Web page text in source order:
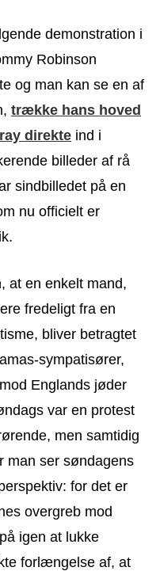
demonstration i
Robinson
og man kan se en af
trække hans hoved
direkte ind i
billeder af rå
sindbilledet på en
nu officielt er
at en enkelt mand,
fredeligt fra en
bliver betragtet
sympatisører,
Englands jøder
var en protest
men samtidig
man ser søndagens
for det er
overgreb mod
igen at lukke
forlængelse af, at